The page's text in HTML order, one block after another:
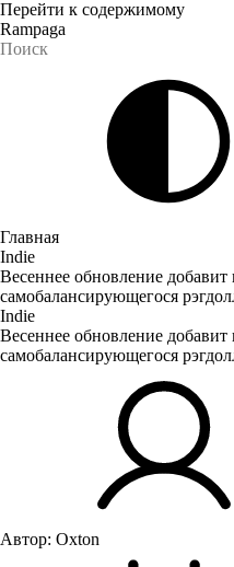
Перейти к содержимому
Rampaga
Главная
Indie
Весеннее обновление добавит
самобалансирующегося
Indie
Весеннее обновление добавит
самобалансирующегося
Автор: Oxton